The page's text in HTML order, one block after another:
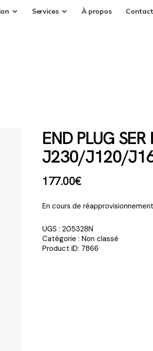
Services À propos Contact
END PLUG SER
J230/J120/
177.00€
En cours de
UGS : 205328N
Catégorie : Non classé
Product ID: 7866